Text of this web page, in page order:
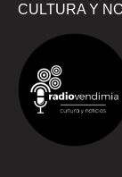
CULTURA Y